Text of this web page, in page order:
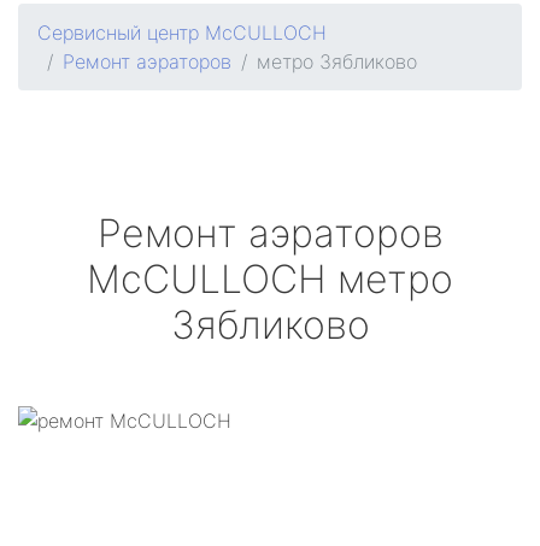
Сервисный центр McCULLOCH
Ремонт аэраторов
метро Зябликово
Ремонт аэраторов
McCULLOCH метро
Зябликово